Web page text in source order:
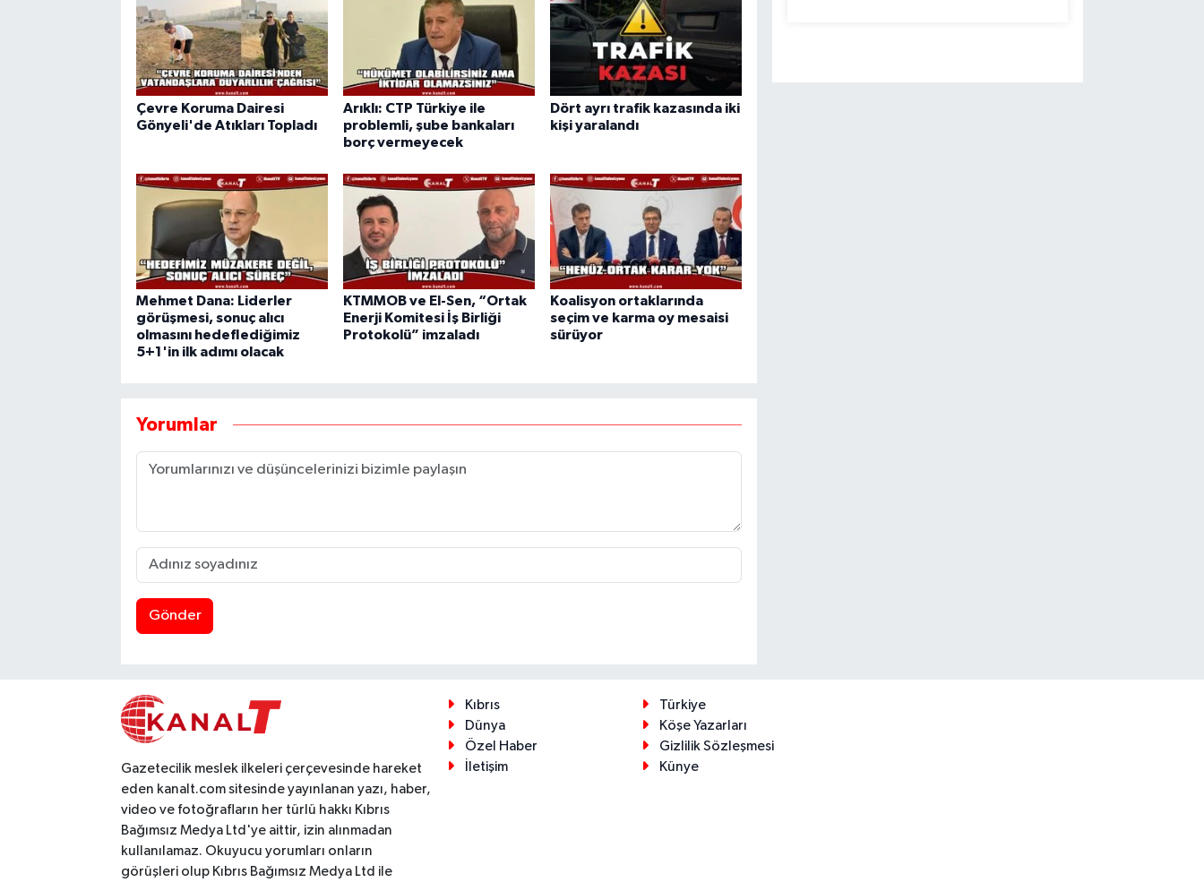
Çevre Koruma Dairesi
Gönyeli'de Atıkları Topladı
Arıklı: CTP Türkiye ile
problemli, şube bankaları
borç vermeyecek
Dört ayrı trafik kazasında iki
kişi yaralandı
Mehmet Dana: Liderler
görüşmesi, sonuç alıcı
olmasını hedeflediğimiz
5+1'in ilk adımı olacak
KTMMOB ve El-Sen, “Ortak
Enerji Komitesi İş Birliği
Protokolü” imzaladı
Koalisyon ortaklarında
seçim ve karma oy mesaisi
sürüyor
Yorumlar
Gönder
Gazetecilik meslek ilkeleri çerçevesinde hareket
eden kanalt.com sitesinde yayınlanan yazı, haber,
video ve fotoğrafların her türlü hakkı Kıbrıs
Bağımsız Medya Ltd'ye aittir, izin alınmadan
kullanılamaz. Okuyucu yorumları onların
görüşleri olup Kıbrıs Bağımsız Medya Ltd ile
Kıbrıs
Türkiye
Dünya
Köşe Yazarları
Özel Haber
Gizlilik Sözleşmesi
İletişim
Künye